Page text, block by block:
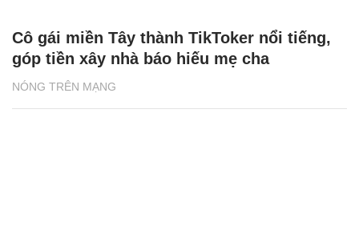
NÓNG TRÊN MẠNG
Cô gái miền Tây thành TikToker nổi tiếng,
góp tiền xây nhà báo hiếu mẹ cha